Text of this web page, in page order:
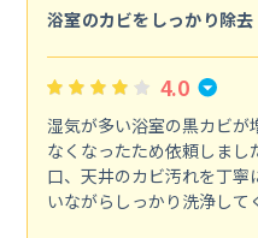
浴室のカビをしっかり除去
4.0
湿気が多い浴室の黒カビが
なくなったため依頼しま
口、天井のカビ汚れを丁
いながらしっかり洗浄して